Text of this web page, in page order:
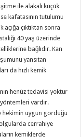
ile alakalı küçük
kafatasının tutulumu
çıktıktan sonra
40 yaş üzerinde
bağlıdır. Kan
yansıtan
da hızlı kemik
henüz tedavisi yoktur
yöntemleri vardır.
hekimin uygun gördüğü
cerrahiye
kemiklerde